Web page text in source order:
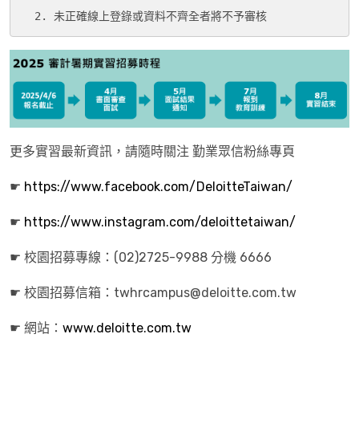
  2. 未正確線上登錄或資料不齊全者將不予審核
更多實習最新資訊，請隨時關注 勤業眾信粉絲專頁
☛ https://www.facebook.com/DeloitteTaiwan/
☛ https://www.instagram.com/deloittetaiwan/
☛ 校園招募專線：(02)2725-9988 分機 6666
☛ 校園招募信箱：twhrcampus@deloitte.com.tw
☛ 網站： www.deloitte.com.tw